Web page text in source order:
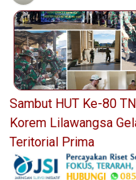
Sambut HUT Ke-80
Korem Lilawangsa
Teritorial Prima